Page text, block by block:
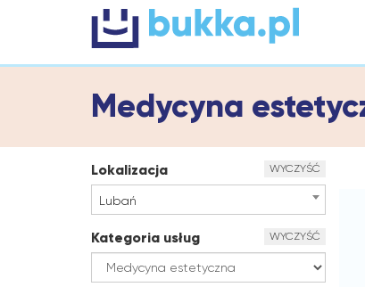
Medycyna
Lokalizacja WYCZYŚĆ
Lubań
Kategoria usług WYCZYŚĆ